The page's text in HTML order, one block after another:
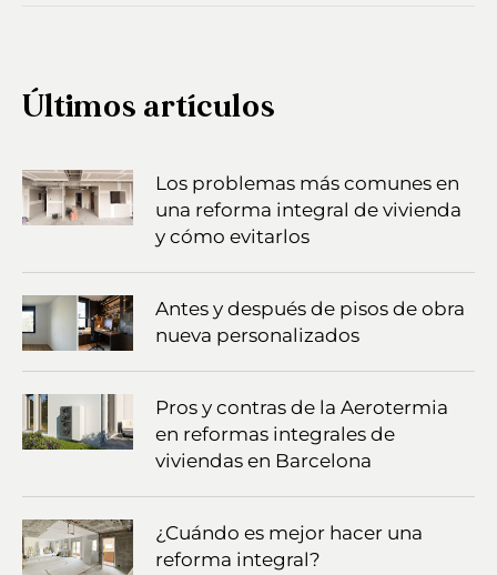
Últimos artículos
Los problemas más comunes en
una reforma integral de vivienda
y cómo evitarlos
Antes y después de pisos de obra
nueva personalizados
Pros y contras de la Aerotermia
en reformas integrales de
viviendas en Barcelona
¿Cuándo es mejor hacer una
reforma integral?